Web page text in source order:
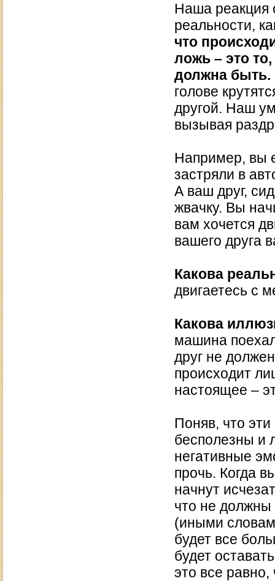
Наша реакция
реальности,
что
ложь – это
должна быть.
голове
другой. Наш
вызывая
Например, вы
застряли в
А ваш друг,
жвачку. Вы
вам хочется
вашего друга
Какова
двигаетесь с
Какова
машина
друг не
происходит
настоящее –
Поняв, что
бесполезны и
негативные
прочь. Когда
начнут
что не должны
(иными
будет все
будет
это все равно,